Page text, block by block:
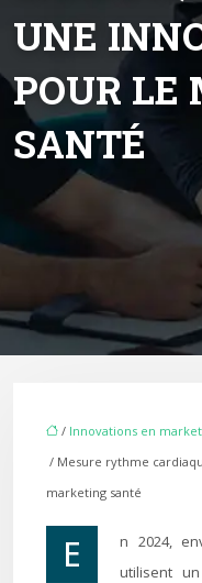
UNE
POUR LE
SANTÉ
/ Innovations en
/ Mesure rythme
marketing santé
En 2024, environ 32% des adultes en France
utilisent